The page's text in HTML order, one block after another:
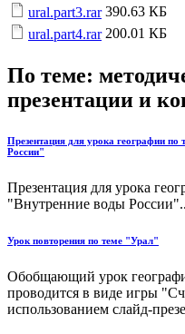
ural.part3.rar 390.63 КБ
ural.part4.rar 200.01 КБ
По теме:
презентации и
Презентация для урока географии
России"
Презентация для урока
"Внутренние воды
Урок повторения по теме "Урал"
Обобщающий урок
проводится в виде игры
использованием слайд-